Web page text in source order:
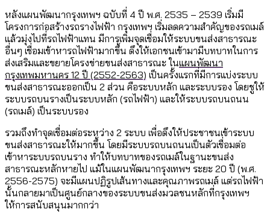
หลังแผนพัฒนากรุงเทพฯ ฉบับที่ 4 ปี พ.ศ. 2535 – 2539 เริ่มมี
โครงการก่อสร้างรถรางไฟฟ้า กรุงเทพฯ เริ่มลดความสำคัญของรถเมล์
แล้วมุ่งไปที่รถไฟฟ้าแทน มีการเพิ่มจุดเชื่อมให้ระบบขนส่งสาธารณะ
อื่นๆ เชื่อมเข้าหารถไฟฟ้ามากขึ้น ดึงให้เอกชนเข้ามามีบทบาทในการ
ส่งเสริมและขยายโครงข่ายขนส่งสาธารณะ ในแผนพัฒนา
กรุงเทพมหานคร 12 ปี (2552-2563) เป็นครั้งแรกที่มีการแบ่งระบบ
ขนส่งสาธารณะออกเป็น 2 ส่วน คือระบบหลัก และระบบรอง โดยชูให้
ระบบรถบนรางเป็นระบบหลัก (รถไฟฟ้า) และให้ระบบรถบนถนน
(รถเมล์) เป็นระบบรอง
รวมถึงทำจุดเชื่อมต่อระหว่าง 2 ระบบ เพื่อดึงให้ประชาชนเข้าระบบ
ขนส่งสาธารณะให้มากขึ้น โดยมีระบบรถบนถนนเป็นตัวเชื่อมต่อ
เข้าหาระบบรถบนราง ทำให้บทบาทของรถเมล์ในฐานะขนส่ง
สาธารณะหลักหายไป แม้ในแผนพัฒนากรุงเทพฯ ระยะ 20 ปี (พ.ศ.
2556-2575) จะมีแผนปฏิรูปเส้นทางและคุณภาพรถเมล์ แต่รถไฟฟ้า
นั้นกลายมาเป็นศูนย์กลางของระบบขนส่งมวลชนหลักที่กรุงเทพฯ
ให้การสนับสนุนมากกว่า